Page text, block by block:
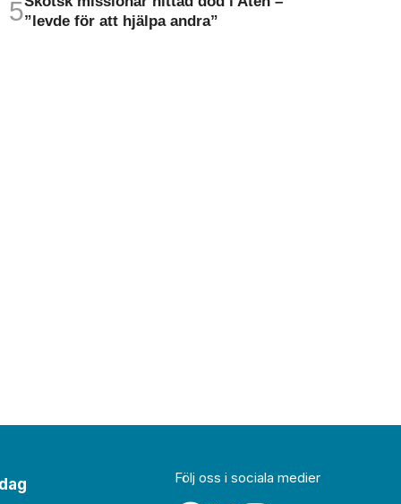
”levde för att hjälpa andra”
Följ oss i sociala medier